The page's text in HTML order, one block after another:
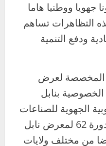
جهويا ووطنيا هاما
التظاهرات تساهم
ودفع التنمية
المخصصة لعرض
بنابل
الجهوية للصناعات
التقليدية. ويشارك في الدورة 62 لمعرض نابل
أكثر من 280 عارضا من مختلف ولايات